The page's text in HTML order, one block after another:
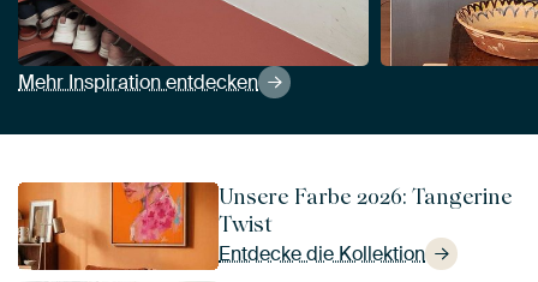
Mehr Inspiration entdecken
Unsere Farbe 2026: Tangerine
Twist
Entdecke die Kollektion